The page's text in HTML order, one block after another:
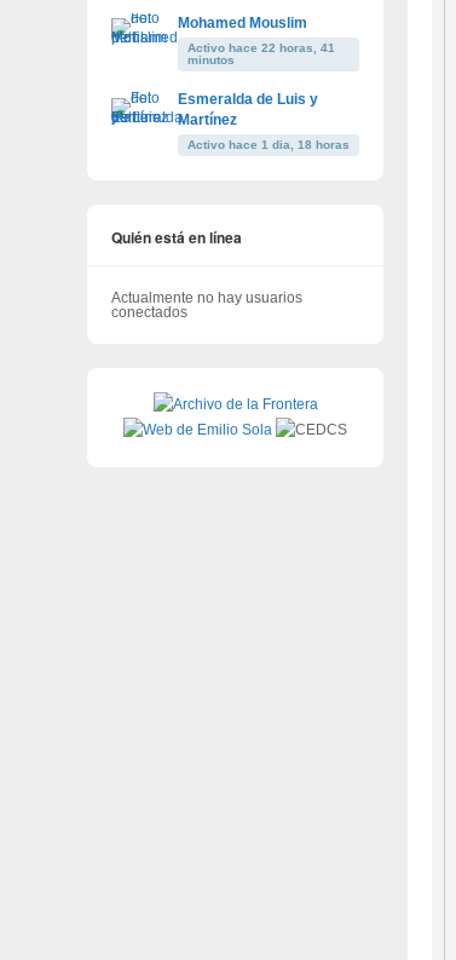
Mohamed Mouslim
Activo hace 22 horas, 41
minutos
Esmeralda de Luis y
Martínez
Activo hace 1 dia, 18 horas
Quién está en línea
Actualmente no hay usuarios
conectados